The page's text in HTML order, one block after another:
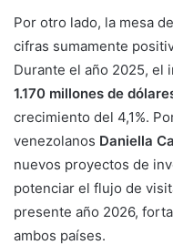
Por otro lado, la mesa
cifras sumamente
Durante el año 2025, el
1.170 millones de
crecimiento del 4,1%.
venezolanos Daniella
nuevos proyectos de
potenciar el flujo de
presente año 2026,
ambos países.